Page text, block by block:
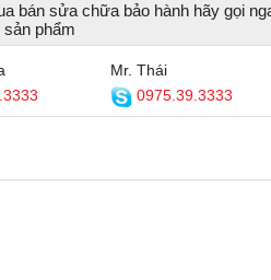
bán sửa chữa bảo hành hãy gọi
phẩm
Mr. Thái
0975.39.3333